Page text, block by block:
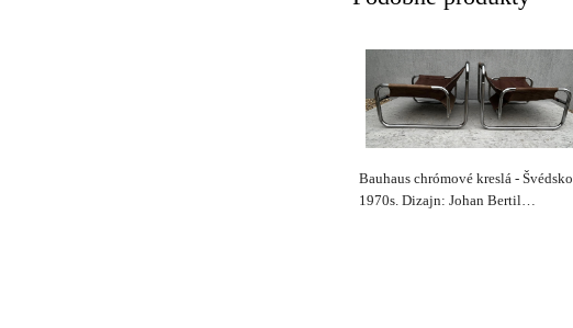
Bauhaus chrómové kreslá - Švédsko
1970s. Dizajn: Johan Bertil